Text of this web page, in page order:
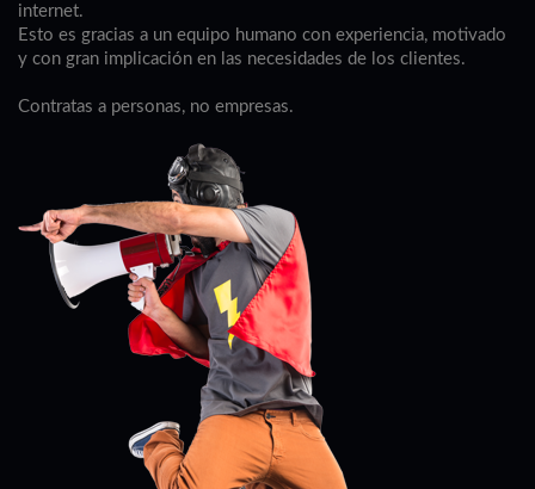
internet.
Esto es gracias a un equipo humano con experiencia, motivado
y con gran implicación en las necesidades de los clientes.
Contratas a personas, no empresas.